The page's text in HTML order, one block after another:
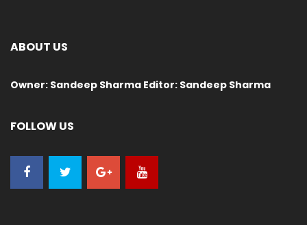
ABOUT US
Owner: Sandeep Sharma Editor: Sandeep Sharma
FOLLOW US